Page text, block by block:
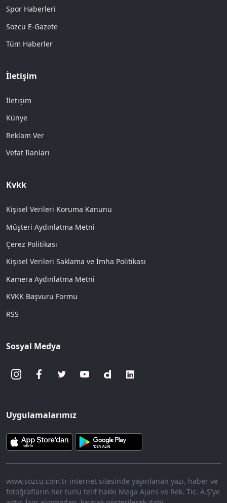
Spor Haberleri
Sözcü E-Gazete
Tüm Haberler
İletişim
İletişim
Künye
Reklam Ver
Vefat İlanları
Kvkk
Kişisel Verileri Koruma Kanunu
Müşteri Aydınlatma Metni
Çerez Politikası
Kişisel Verileri Saklama ve İmha Politikası
Kamera Aydınlatma Metni
KVKK Başvuru Formu
RSS
Sosyal Medya
Uygulamalarımız
www.sozcu.com.tr internet sitesinde yayınlanan yazı, haber ve
fotoğrafların her türlü telif hakkı Mega Ajans ve Rek. Tic. A.Ş'ye